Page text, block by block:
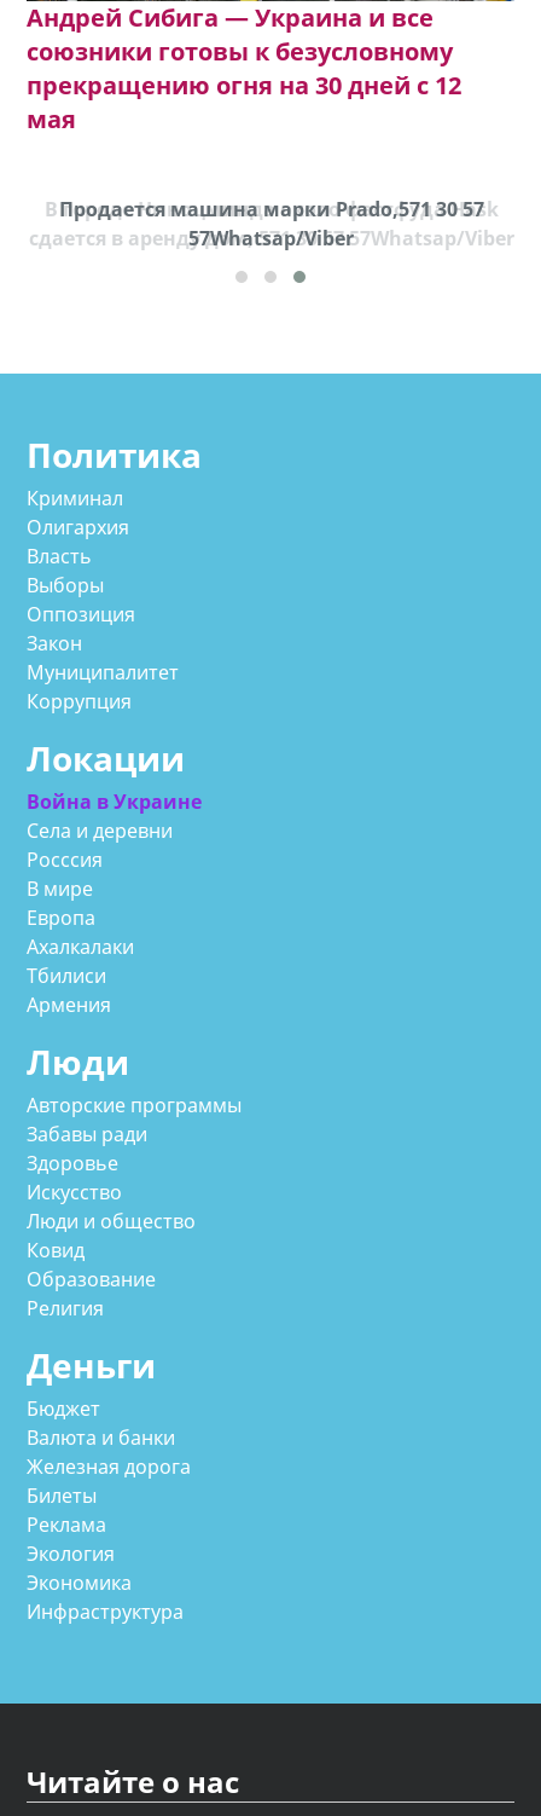
Андрей Сибига — Украина и все
союзники готовы к безусловному
прекращению огня на 30 дней с 12
мая
В городе Ниноцминда около фастфуда Hask
cдается в аренду дом, 571 30 57 57Whatsap/Viber
Продается машина марки Prado,571 30 57
57Whatsap/Viber
Политика
Криминал
Олигархия
Власть
Выборы
Оппозиция
Закон
Муниципалитет
Коррупция
Локации
Война в Украине
Села и деревни
Росссия
В мире
Европа
Ахалкалаки
Тбилиси
Армения
Люди
Авторские программы
Забавы ради
Здоровье
Искусство
Люди и общество
Ковид
Образование
Религия
Деньги
Бюджет
Валюта и банки
Железная дорога
Билеты
Реклама
Экология
Экономика
Инфраструктура
Читайте о нас